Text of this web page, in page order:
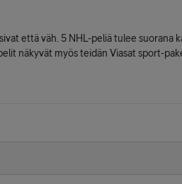
että väh. 5 NHL-peliä tulee suorana
näkyvät myös teidän Viasat sport-